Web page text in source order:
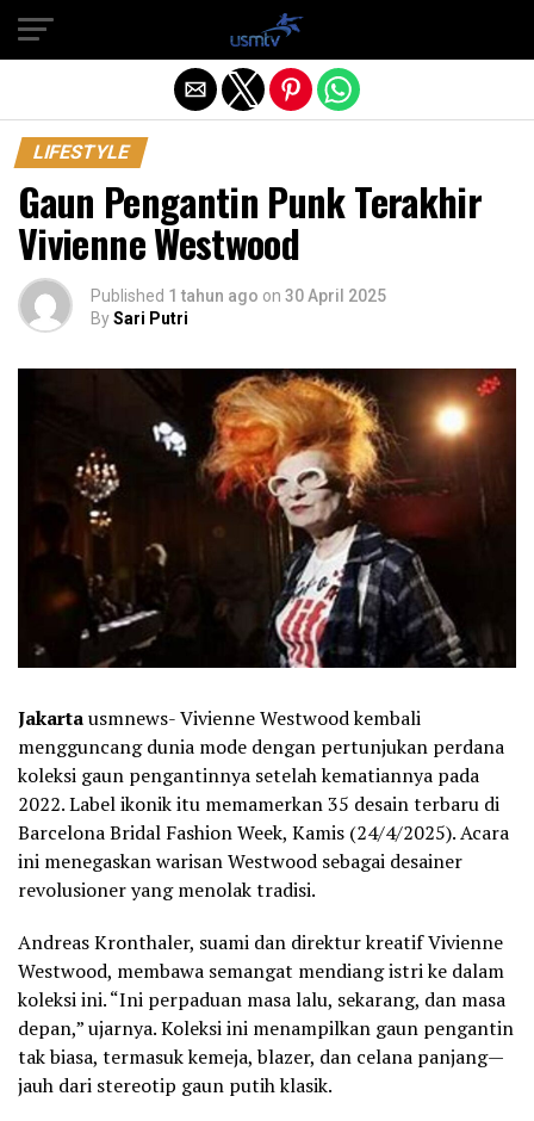
LIFESTYLE
Gaun Pengantin Punk Terakhir
Vivienne Westwood
Published 1 tahun ago on 30 April 2025
BySari Putri
Jakartausmnews- Vivienne Westwood kembali
mengguncang dunia mode dengan pertunjukan perdana
koleksi gaun pengantinnya setelah kematiannya pada
2022. Label ikonik itu memamerkan 35 desain terbaru di
Barcelona Bridal Fashion Week, Kamis (24/4/2025). Acara
ini menegaskan warisan Westwood sebagai desainer
revolusioner yang menolak tradisi.
Andreas Kronthaler, suami dan direktur kreatif Vivienne
Westwood, membawa semangat mendiang istri ke dalam
koleksi ini. “Ini perpaduan masa lalu, sekarang, dan masa
depan,” ujarnya. Koleksi ini menampilkan gaun pengantin
tak biasa, termasuk kemeja, blazer, dan celana panjang—
jauh dari stereotip gaun putih klasik.
Exit mobile version